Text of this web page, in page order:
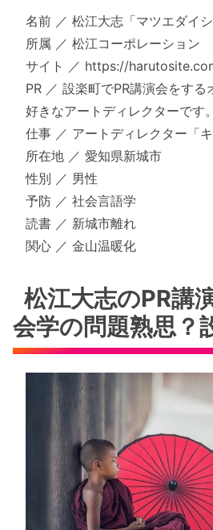
名前 ／ 松江大志「マツエダイシ
所属 ／ 松江コーポレーション
サイト ／ https://
PR ／ 設楽町でPR講演会をす
好きなアートディレクターです。
仕事 ／ アートディレクター「キ
所在地 ／ 愛知県新城市
性別 ／ 男性
予防 ／ 社会言語学
読書 ／ 新城市離れ
関心 ／ 金山温暖化
松江大志のPR講
会学の問題熟思？